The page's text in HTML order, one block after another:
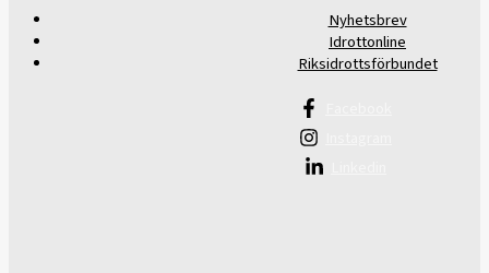
Nyhetsbrev
Idrottonline
Riksidrottsförbundet